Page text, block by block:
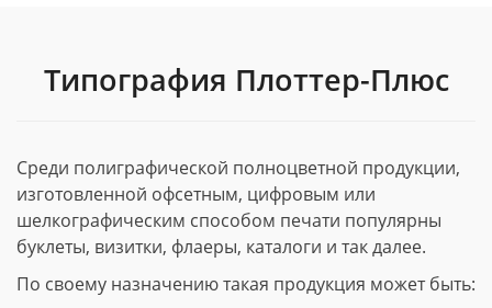
Типография Плоттер-Плюс
Среди полиграфической полноцветной продукции,
изготовленной офсетным, цифровым или
шелкографическим способом печати популярны
буклеты, визитки, флаеры, каталоги и так далее.
По своему назначению такая продукция может быть: